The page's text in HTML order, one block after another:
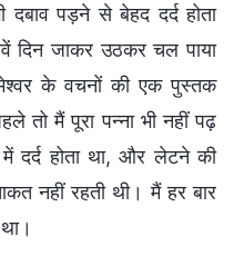
दबाव पड़ने से बेहद दर्द होता
दिन जाकर उठकर चल पाया
के वचनों की एक पुस्तक
तो मैं पूरा पन्ना भी नहीं पढ़
दर्द होता था, और लेटने की
नहीं रहती थी। मैं हर बार